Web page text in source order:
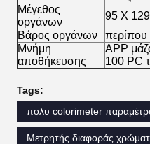
Μέγεθος
οργάνων
95 X
Βάρος οργάνων
περίπου
Μνήμη
αποθήκευσης
APP
100 PC
Tags:
πολυ colorimeter
Μετρητής διαφοράς